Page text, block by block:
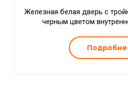
Железная белая дверь с
черным цветом